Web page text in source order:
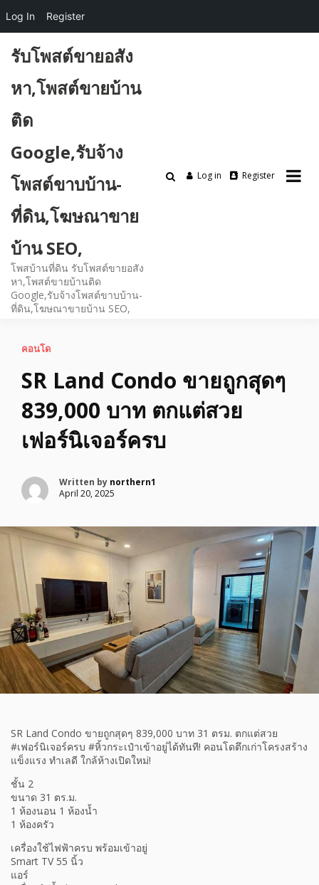
content
รับโพสต์ขายอสัง
หา,โพสต์ขายบ้าน
ติด
Google,รับจ้าง
โพสต์ขาบบ้าน-
ที่ดิน,โฆษณาขาย
บ้าน SEO,
โพสบ้านที่ดิน รับโพสต์ขายอสัง
หา,โพสต์ขายบ้านติด
Google,รับจ้างโพสต์ขาบบ้าน-
ที่ดิน,โฆษณาขายบ้าน SEO,
Log in Register
คอนโด
SR Land Condo ขายถูกสุดๆ
839,000 บาท ตกแต่สวย
เฟอร์นิเจอร์ครบ
Written by northern1
April 20, 2025
SR Land Condo ขายถูกสุดๆ 839,000 บาท 31 ตรม. ตกแต่สวย
#เฟอร์นิเจอร์ครบ #หิ้วกระเป๋าเข้าอยู่ได้ทันที! คอนโดตึกเก่าโครงสร้าง
แข็งแรง ทำเลดี ใกล้ห้างเปิดใหม่!
ชั้น 2
ขนาด 31 ตร.ม.
1 ห้องนอน 1 ห้องน้ำ
1 ห้องครัว
เครื่องใช้ไฟฟ้าครบ พร้อมเข้าอยู่
Smart TV 55 นิ้ว
แอร์
Log In Register